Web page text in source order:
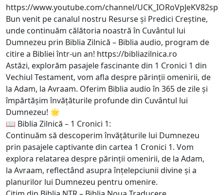
https://www.youtube.com/channel/
Bun venit pe canalul nostru Resurse și Predici Creștine,
unde continuăm călătoria noastră în Cuvântul lui
Dumnezeu prin Biblia Zilnică – Biblia audio, program de
citire a Bibliei într-un an! https://bibliazilnica.ro
Astăzi, explorăm pasajele fascinante din 1 Cronici 1 din
Vechiul Testament, vom afla despre părinții omenirii, de
la Adam, la Avraam. Oferim Biblia audio în 365 de zile și
împărtășim învățăturile profunde din Cuvântul lui
Dumnezeu! 🌟
📖 Biblia Zilnică – 1 Cronici 1:
Continuăm să descoperim învățăturile lui Dumnezeu
prin pasajele captivante din cartea 1 Cronici 1. Vom
explora relatarea despre părinții omenirii, de la Adam,
la Avraam, reflectând asupra înțelepciunii divine și a
planurilor lui Dumnezeu pentru omenire.